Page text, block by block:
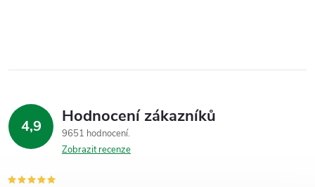
4,9 Hodnocení zákazníků
9651 hodnocení
Zobrazit recenze